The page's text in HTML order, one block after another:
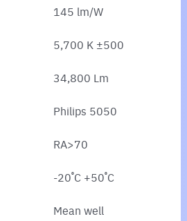
145 lm/W
5,700 K ±500
34,800 Lm
Philips 5050
RA>70
-20 ํC +50 ํC
Mean well